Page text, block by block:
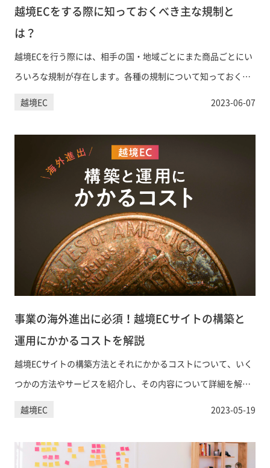
越境ECをする際に知っておくべき主な規制と
は？
越境ECを行う際には、相手の国・地域ごとにまた商品ごとにい
ろいろな規制が存在します。各種の規制について知っておくべ
きポイントを解説しています。
越境EC 2023-06-07
事業の海外進出に必須！越境ECサイトの構築と
運用にかかるコストを解説
越境ECサイトの構築方法とそれにかかるコストについて、いく
つかの方法やサービスを紹介し、その内容について詳細を解説
しています。
越境EC 2023-05-19